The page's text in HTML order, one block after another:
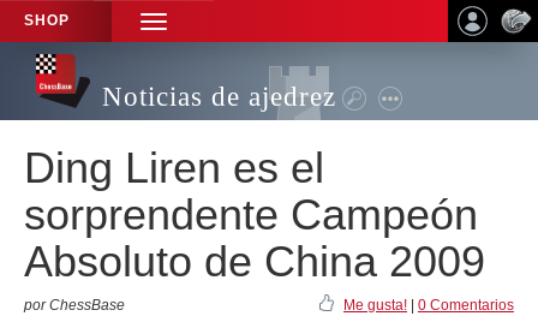
SHOP
TOGGLE
NAVIGATION
Noticias de ajedrez
Ding Liren es el
sorprendente Campeón
Absoluto de China 2009
por ChessBase Me gusta! 0 Comentarios